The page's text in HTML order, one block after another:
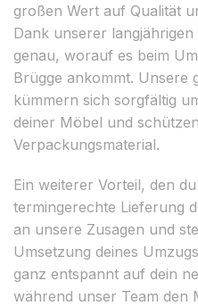
großen Wert auf Qualität
Dank unserer
genau, worauf es beim
Brügge ankommt. Unsere
kümmern sich sorgfältig
deiner Möbel und
Verpackungsmaterial.
Ein weiterer Vorteil, den
termingerechte Lieferung
an unsere Zusagen und
Umsetzung deines
ganz entspannt auf dein
während unser Team den